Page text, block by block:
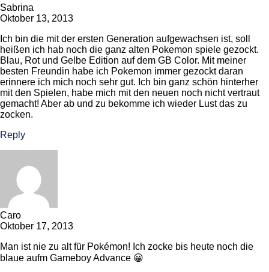
Sabrina
Oktober 13, 2013
Ich bin die mit der ersten Generation aufgewachsen ist, soll
heißen ich hab noch die ganz alten Pokemon spiele gezockt.
Blau, Rot und Gelbe Edition auf dem GB Color. Mit meiner
besten Freundin habe ich Pokemon immer gezockt daran
erinnere ich mich noch sehr gut. Ich bin ganz schön hinterher
mit den Spielen, habe mich mit den neuen noch nicht vertraut
gemacht! Aber ab und zu bekomme ich wieder Lust das zu
zocken.
Reply
Caro
Oktober 17, 2013
Man ist nie zu alt für Pokémon! Ich zocke bis heute noch die
blaue aufm Gameboy Advance 😀